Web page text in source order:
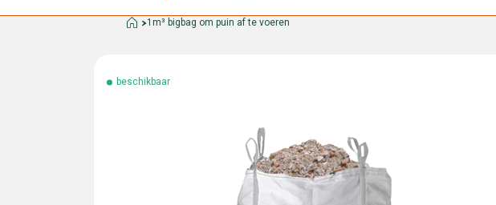
1m³ bigbag om puin af te voeren
beschikbaar